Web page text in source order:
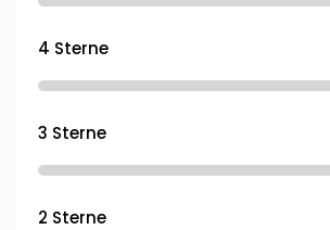
4 Sterne
3 Sterne
2 Sterne